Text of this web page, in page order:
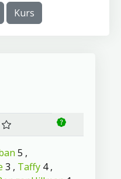
Kurs
5 ,
3 , Taffy 4 ,